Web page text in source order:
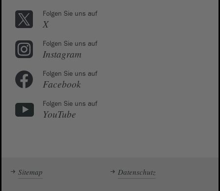
Folgen Sie uns auf
X
Folgen Sie uns auf
Instagram
Folgen Sie uns auf
Facebook
Folgen Sie uns auf
YouTube
Sitemap Datenschutz